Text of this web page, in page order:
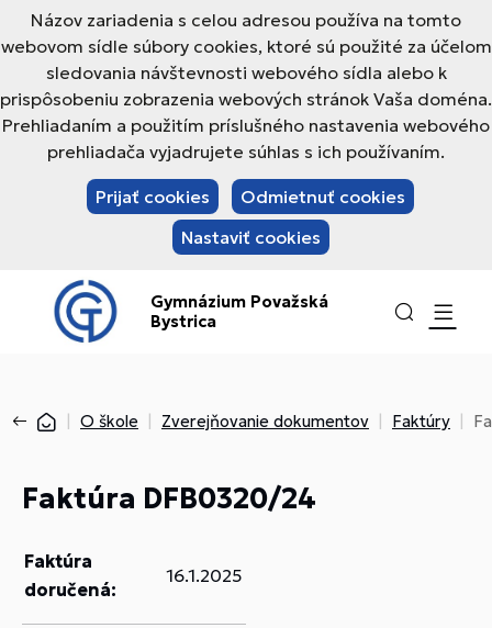
Názov zariadenia s celou adresou používa na tomto
webovom sídle súbory cookies, ktoré sú použité za účelom
sledovania návštevnosti webového sídla alebo k
prispôsobeniu zobrazenia webových stránok Vaša doména.
Prehliadaním a použitím príslušného nastavenia webového
prehliadača vyjadrujete súhlas s ich používaním.
Prijať cookies
Odmietnuť cookies
Nastaviť cookies
Gymnázium Považská
Bystrica
O škole Zverejňovanie dokumentov Faktúry
Faktúra DFB0320/24
Faktúra
doručená:
16.1.2025